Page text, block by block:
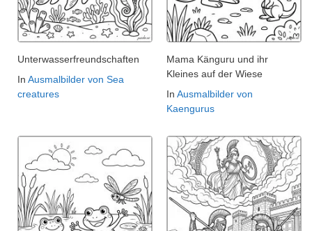
Unterwasserfreundschaften
In Ausmalbilder von Sea
creatures
Mama Känguru und ihr
Kleines auf der Wiese
In Ausmalbilder von
Kaengurus